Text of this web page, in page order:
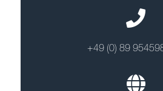
+49 (0) 89